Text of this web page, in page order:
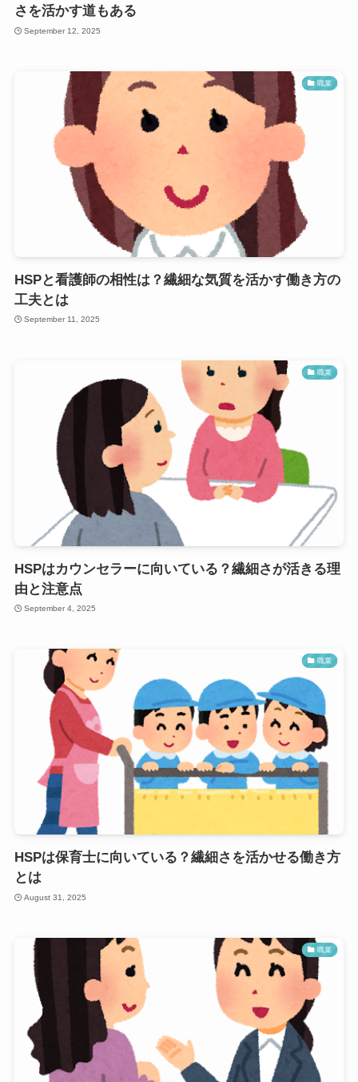
さを活かす道もある
September 12, 2025
職業
HSPと看護師の相性は？繊細な気質を活かす働き方の
工夫とは
September 11, 2025
職業
HSPはカウンセラーに向いている？繊細さが活きる理
由と注意点
September 4, 2025
職業
HSPは保育士に向いている？繊細さを活かせる働き方
とは
August 31, 2025
職業